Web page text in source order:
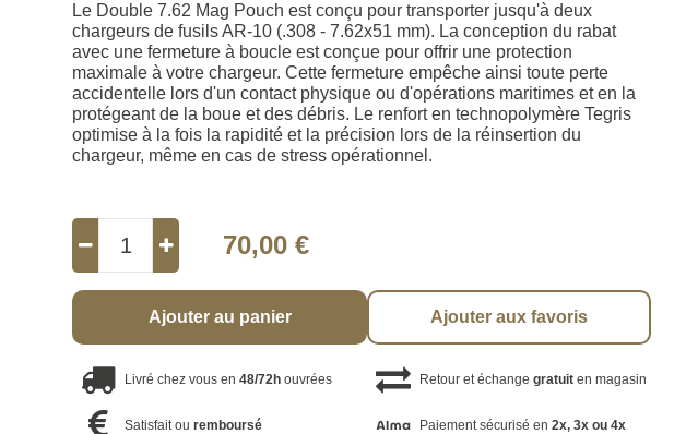
Le Double 7.62 Mag Pouch est conçu pour transporter jusqu'à deux
chargeurs de fusils AR-10 (.308 - 7.62x51 mm). La conception du rabat
avec une fermeture à boucle est conçue pour offrir une protection
maximale à votre chargeur. Cette fermeture empêche ainsi toute perte
accidentelle lors d'un contact physique ou d'opérations maritimes et en la
protégeant de la boue et des débris. Le renfort en technopolymère Tegris
optimise à la fois la rapidité et la précision lors de la réinsertion du
chargeur, même en cas de stress opérationnel.
70,00 €
Ajouter au panier Ajouter aux favoris
Livré chez vous en48/72h ouvrées Retour et échange gratuiten magasin
Satisfait ouremboursé Paiement sécurisé en 2x, 3x ou 4x